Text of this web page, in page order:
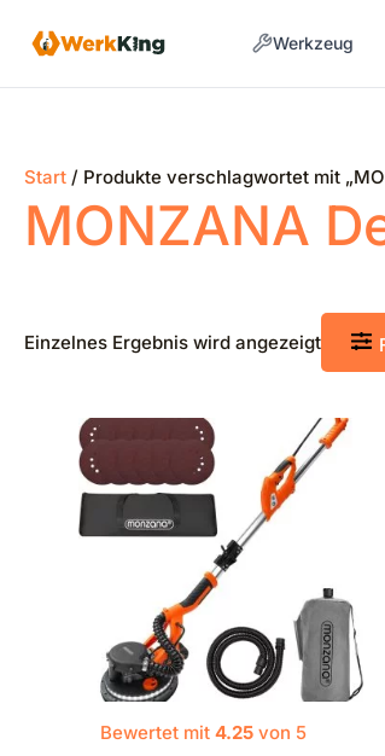
Inhalt
Werkzeug
Start / Produkte verschlagwortet mit
MONZANA
Einzelnes Ergebnis wird angezeigt
Bewertet mit 4.25 von 5